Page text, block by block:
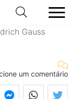
Gauss
um comentário